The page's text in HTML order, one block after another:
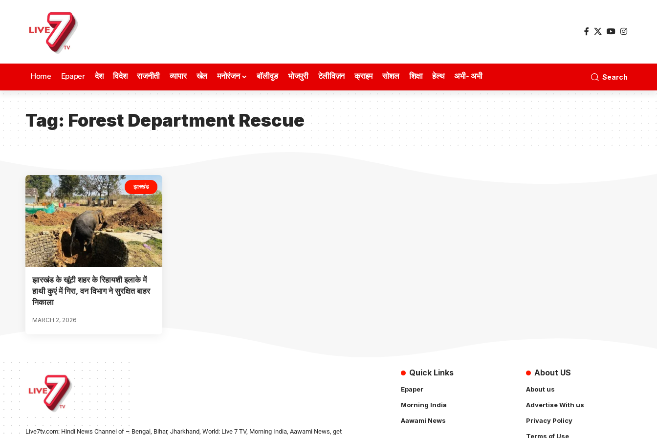
Home Epaper देश विदेश राजनीती व्यापार खेल मनोरंजन बॉलीवुड भोजपुरी टेलीविज़न क्राइम सोशल शिक्षा हेल्थ अभी- अभी Search
Tag: Forest Department Rescue
झारखंड
झारखंड के खूंटी शहर के रिहायशी इलाके में
हाथी कुएं में गिरा, वन विभाग ने सुरक्षित बाहर
निकाला
MARCH 2, 2026
Live7tv.com: Hindi News Channel of – Bengal, Bihar, Jharkhand, World: Live 7 TV, Morning India, Aawami News, get
Quick Links
Epaper
Morning India
Aawami News
About US
About us
Advertise With us
Privacy Policy
Terms of Use